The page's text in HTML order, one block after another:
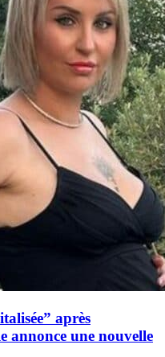
après
annonce une nouvelle